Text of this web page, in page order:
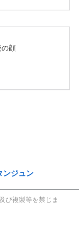
ンジュン
び複製等を禁じま